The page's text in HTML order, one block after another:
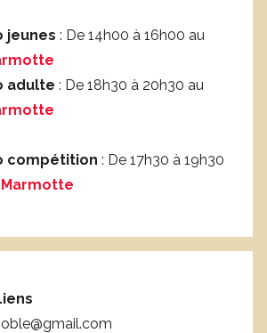
jeunes : De 14h00 à 16h00 au
adulte : De 18h30 à 20h30 au
compétition : De 17h30 à 19h30